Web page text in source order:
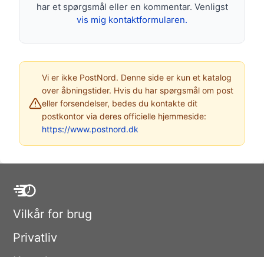
har et spørgsmål eller en kommentar. Venligst
vis mig kontaktformularen.
Vi er ikke PostNord. Denne side er kun et katalog
over åbningstider. Hvis du har spørgsmål om post
eller forsendelser, bedes du kontakte dit
postkontor via deres officielle hjemmeside:
https://www.postnord.dk
Vilkår for brug
Privatliv